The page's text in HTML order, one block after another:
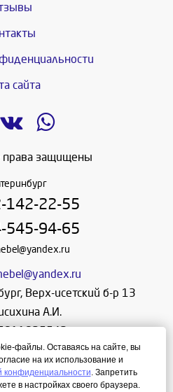
сайта
защищены
142-22-55
545-94-65
, Верх-исетский б-р 13
А.И.
с 10-30 до 19-30
файлы. Оставаясь на сайте, вы
на их использование и
конфиденциальности. Запретить
в настройках своего браузера.